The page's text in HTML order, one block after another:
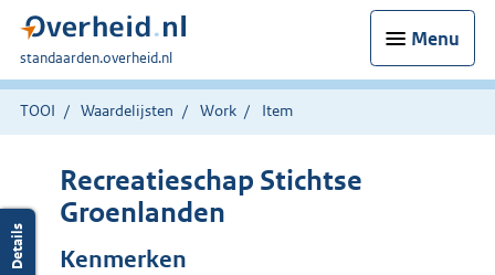
Menu
U
bent
hier:
standaarden.overheid.nl
TOOI Waardelijsten Work Item
Recreatieschap Stichtse
Groenlanden
Kenmerken